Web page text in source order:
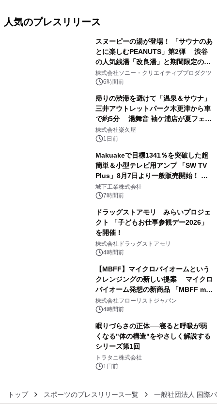
人気のプレスリリース
スヌーピーの湯が登場！ 「サウナのあ
とに楽しむPEANUTS」第2弾 渋谷
の人気銭湯「改良湯」と期間限定のコ
ラボレーション サウナイキタイコラ
ボグッズも発売決定！
株式会社ソニー・クリエイティブプロダクツ
6時間前
帰りの渋滞を避けて「温泉＆サウナ」
三井アウトレットパーク木更津から車
で約5分 湯舞音 袖ケ浦店が夏フェア
メニューを提供
株式会社楽久屋
1日前
Makuakeで目標1341％を突破した超
簡単＆小型テレビ用アンプ 「SW TV
Plus」8月7日より一般販売開始！ ケ
ーブル1本つなぐだけ、テレビの音が
ぐっと豊かに
城下工業株式会社
7時間前
ドラッグストアモリ みらいプロジェ
クト 「子どもお仕事参観デー2026」
を開催！
株式会社ドラッグストアモリ
4時間前
【MBFF】マイクロバイオームという
クレンジングの新しい提案 マイクロ
バイオーム発想の新商品 「MBFF mb
クレンジングPRO」を2026年8月6日
発売
株式会社フローリストジャパン
4時間前
眠りづらさの正体──寝ると呼吸が弱
くなる"体の構造"をやさしく解説する
シリーズ第1回
トラタニ株式会社
1日前
トップ スポーツのプレスリリース一覧 一般社団法人 国際